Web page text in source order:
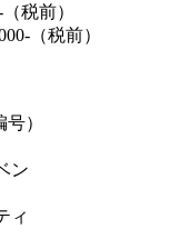
前）
（税前）
号）
ン
ィ